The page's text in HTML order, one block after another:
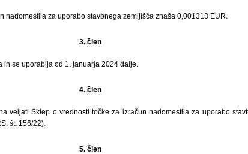
nadomestila za uporabo stavbnega zemljišča znaša 0,001313 EUR.
3. člen
in se uporablja od 1. januarja 2024 dalje.
4. člen
veljati Sklep o vrednosti točke za izračun nadomestila za uporabo
št. 156/22).
5. člen